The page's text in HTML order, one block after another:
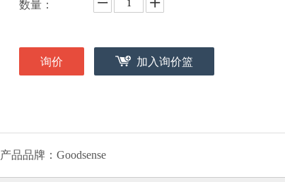
数量：
询价 加入询价篮
产品品牌： Goodsense